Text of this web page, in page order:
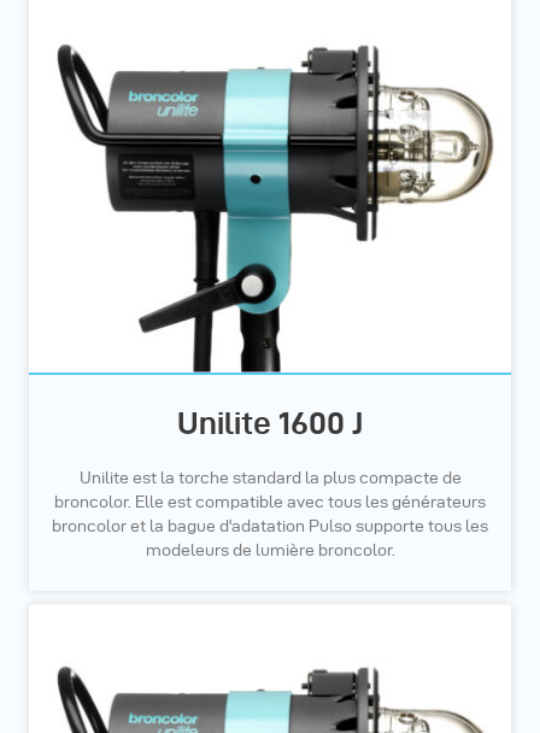
Unilite 1600 J
Unilite est la torche standard la plus compacte de
broncolor. Elle est compatible avec tous les générateurs
broncolor et la bague d'adatation Pulso supporte tous les
modeleurs de lumière broncolor.